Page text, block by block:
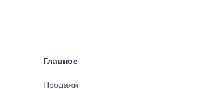
Главное
Продажи